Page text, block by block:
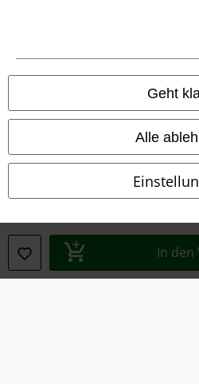
Geht
Alle
In den
Datenschutz
Entsorgung und Umweltschutz
Information zur Barrierefreiheit
Cookie-Einstellungen
Vertrag widerrufen
Alle Preise inkl. gesetzlicher